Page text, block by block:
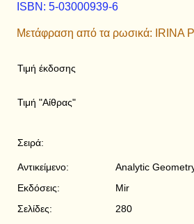
ISBN: 5-03000939-6
Μετάφραση από τα ρωσικά: IRINA
Τιμή έκδοσης
Τιμή "Αίθρας"
Σειρά:
Αντικείμενο:
Εκδόσεις:
Σελίδες:
Analytic
Mir
280